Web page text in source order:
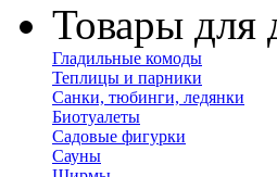
Товары для
Гладильные комоды
Теплицы и парники
Санки, тюбинги, ледянки
Биотуалеты
Садовые фигурки
Сауны